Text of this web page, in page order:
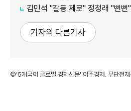
김민석 "갈등 제로" 정청래 "뻔뻔"…
기자의 다른기사
©'5개국어 글로벌 경제신문' 아주경제. 무단전재